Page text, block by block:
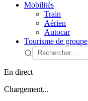
Mobilités
Train
Aérien
Autocar
Tourisme de groupe
En direct
Chargement...